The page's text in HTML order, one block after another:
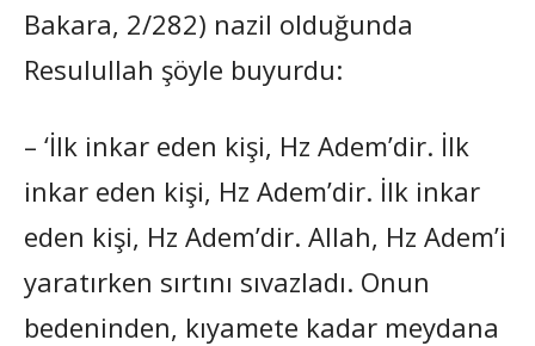
Bakara, 2/282) nazil olduğunda
Resulullah şöyle buyurdu:
– ‘İlk inkar eden kişi, Hz Adem’dir. İlk
inkar eden kişi, Hz Adem’dir. İlk inkar
eden kişi, Hz Adem’dir. Allah, Hz Adem’i
yaratırken sırtını sıvazladı. Onun
bedeninden, kıyamete kadar meydana